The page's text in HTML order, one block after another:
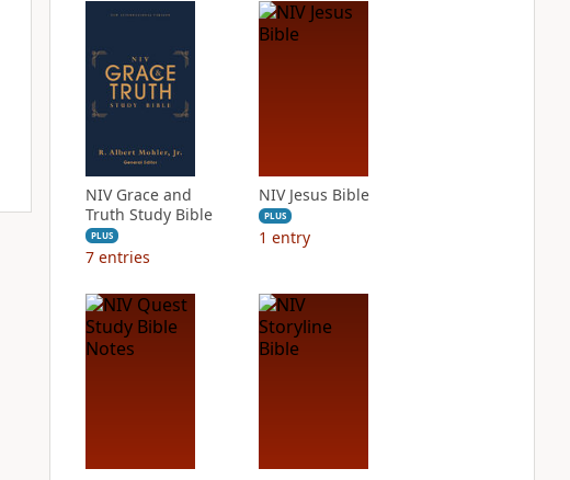
NIV Grace and
Truth Study Bible
PLUS
7 entries
NIV Jesus Bible
PLUS
1 entry